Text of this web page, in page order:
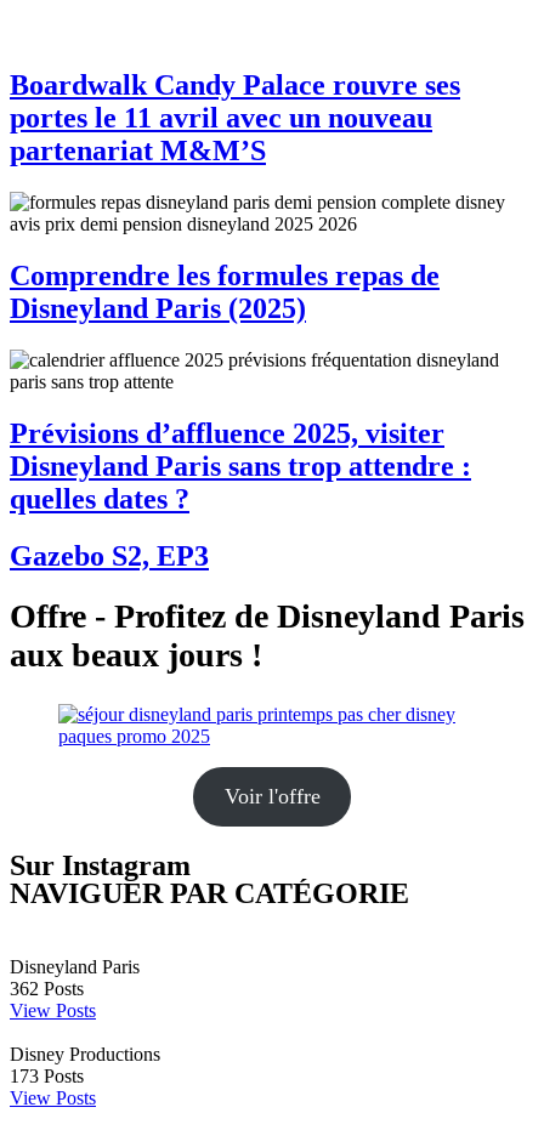
Boardwalk Candy Palace rouvre ses
portes le 11 avril avec un nouveau
partenariat M&M’S
Comprendre les formules repas de
Disneyland Paris (2025)
Prévisions d’affluence 2025, visiter
Disneyland Paris sans trop attendre :
quelles dates ?
Gazebo S2, EP3
Offre - Profitez de Disneyland Paris
aux beaux jours !
Voir l'offre
Sur Instagram
NAVIGUER PAR CATÉGORIE
Disneyland Paris
362 Posts
View Posts
Disney Productions
173 Posts
View Posts